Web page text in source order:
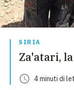
SIRIA
Za'atari,
4minuti di